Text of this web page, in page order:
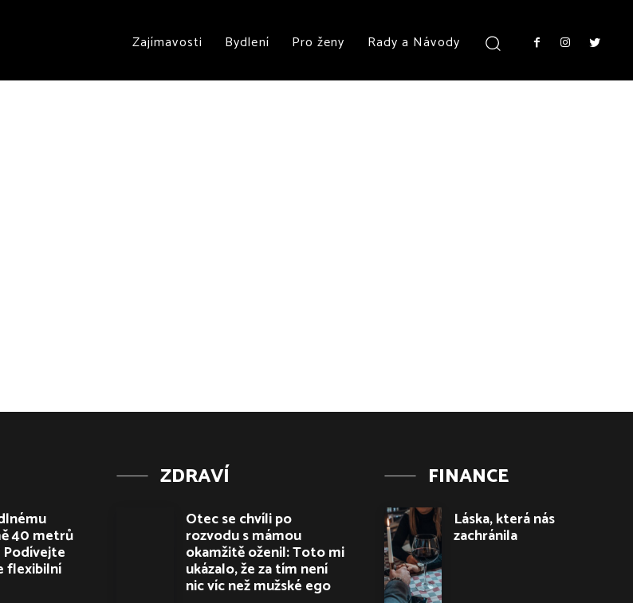
Zajímavosti Bydlení Pro ženy Rady a Návody
40 metrů
flexibilní
ZDRAVÍ
Otec se chvíli po
rozvodu s mámou
okamžitě oženil: Toto mi
ukázalo, že za tím není
nic víc než mužské ego
FINANCE
Láska, která nás
zachránila